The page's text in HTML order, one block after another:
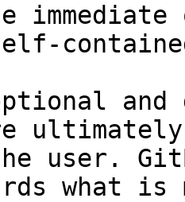
and
user.
what